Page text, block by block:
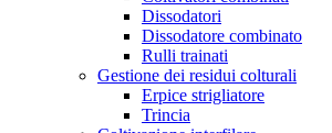
Dissodatori
Dissodatore combinato
Rulli trainati
Gestione dei residui colturali
Erpice strigliatore
Trincia